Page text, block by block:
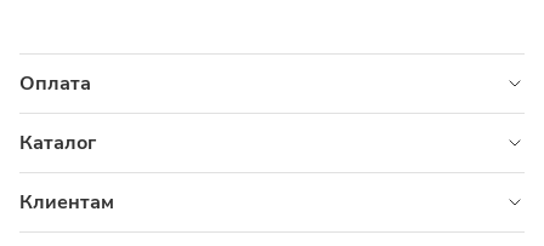
Оплата
Картой курьеру
Каталог
Розы
Клиентам